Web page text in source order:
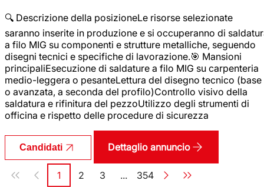
🔍 Descrizione della posizioneLe risorse selezionate
saranno inserite in produzione e si occuperanno di
a filo MIG su componenti e strutture metalliche, seguendo
disegni tecnici e specifiche di lavorazione.🎯 Mansioni
principaliEsecuzione di saldature a filo MIG su carpenteria
medio-leggera o pesanteLettura del disegno tecnico (base
o avanzata, a seconda del profilo)Controllo visivo della
saldatura e rifinitura del pezzoUtilizzo degli strumenti di
officina e rispetto delle procedure di sicurezza
Candidati Dettaglio annuncio
Paginazione
Pagina
1 Pagina
2 Pagina
3 ... Pagina
354